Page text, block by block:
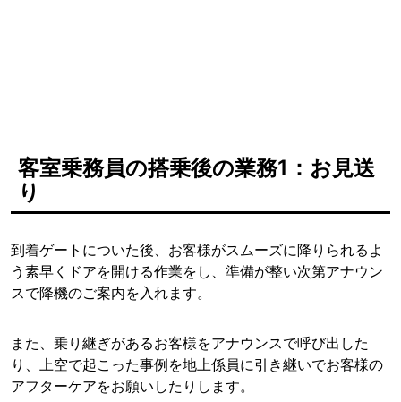
客室乗務員の搭乗後の業務1：お見送
り
到着ゲートについた後、お客様がスムーズに降りられるよ
う素早くドアを開ける作業をし、準備が整い次第アナウン
スで降機のご案内を入れます。
また、乗り継ぎがあるお客様をアナウンスで呼び出した
り、上空で起こった事例を地上係員に引き継いでお客様の
アフターケアをお願いしたりします。